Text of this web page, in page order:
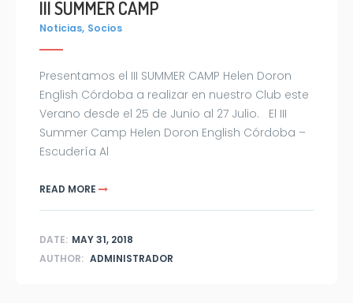
III SUMMER CAMP
Noticias, Socios
Presentamos el III SUMMER CAMP Helen Doron
English Córdoba a realizar en nuestro Club este
Verano desde el 25 de Junio al 27 Julio. El III
Summer Camp Helen Doron English Córdoba –
Escudería Al
READ MORE
DATE: MAY 31, 2018
AUTHOR: ADMINISTRADOR